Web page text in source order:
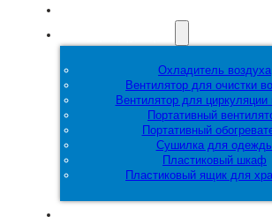
Охладитель воздуха
Вентилятор для очистки
Вентилятор для циркуляции
Портативный
Портативный
Сушилка для
Пластиковый шкаф
Пластиковый ящик для